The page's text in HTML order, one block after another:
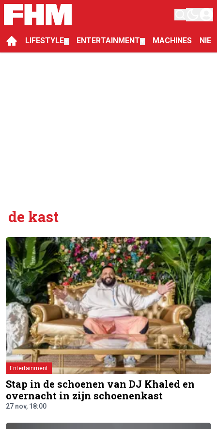
LIFESTYLE ENTERTAINMENT MACHINES
de kast
Entertainment
Stap in de schoenen van DJ Khaled en
overnacht in zijn schoenenkast
27 nov, 18:00